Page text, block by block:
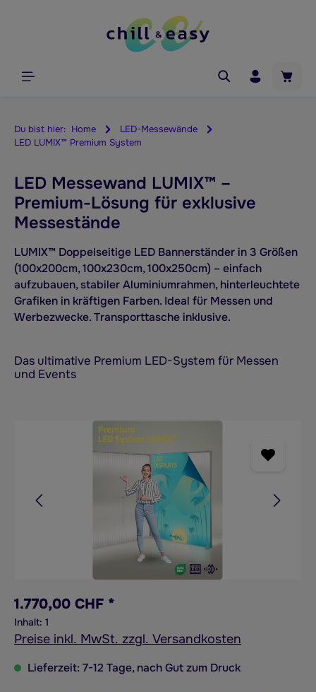
Du bist hier: Home
LED-Messewände
LED LUMIX™ Premium System
LED Messewand LUMIX™ –
Premium-Lösung für exklusive
Messestände
LUMIX™ Doppelseitige LED Bannerständer in 3 Größen
(100x200cm, 100x230cm, 100x250cm) – einfach
aufzubauen, stabiler Aluminiumrahmen, hinterleuchtete
Grafiken in kräftigen Farben. Ideal für Messen und
Werbezwecke. Transporttasche inklusive.
Das ultimative Premium LED-System für Messen
und Events
Bildergalerie überspringen
1.770,00 CHF *
Inhalt: 1
Preise inkl. MwSt. zzgl. Versandkosten
Lieferzeit: 7-12 Tage, nach Gut zum Druck